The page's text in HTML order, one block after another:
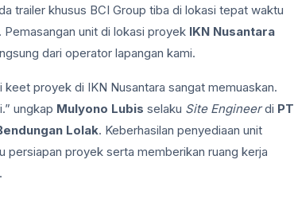
trailer khusus BCI Group tiba di lokasi tepat waktu
unit di lokasi proyek IKN Nusantara
dari operator lapangan kami.
proyek di IKN Nusantara sangat memuaskan.
ungkap Mulyono Lubis selaku Site Engineerdi PT
Lolak. Keberhasilan penyediaan unit
persiapan proyek serta memberikan ruang kerja